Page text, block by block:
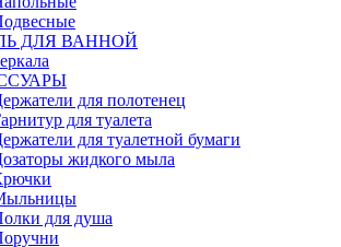
ДЛЯ ВАННОЙ
для полотенец
для туалета
для туалетной бумаги
жидкого мыла
для душа